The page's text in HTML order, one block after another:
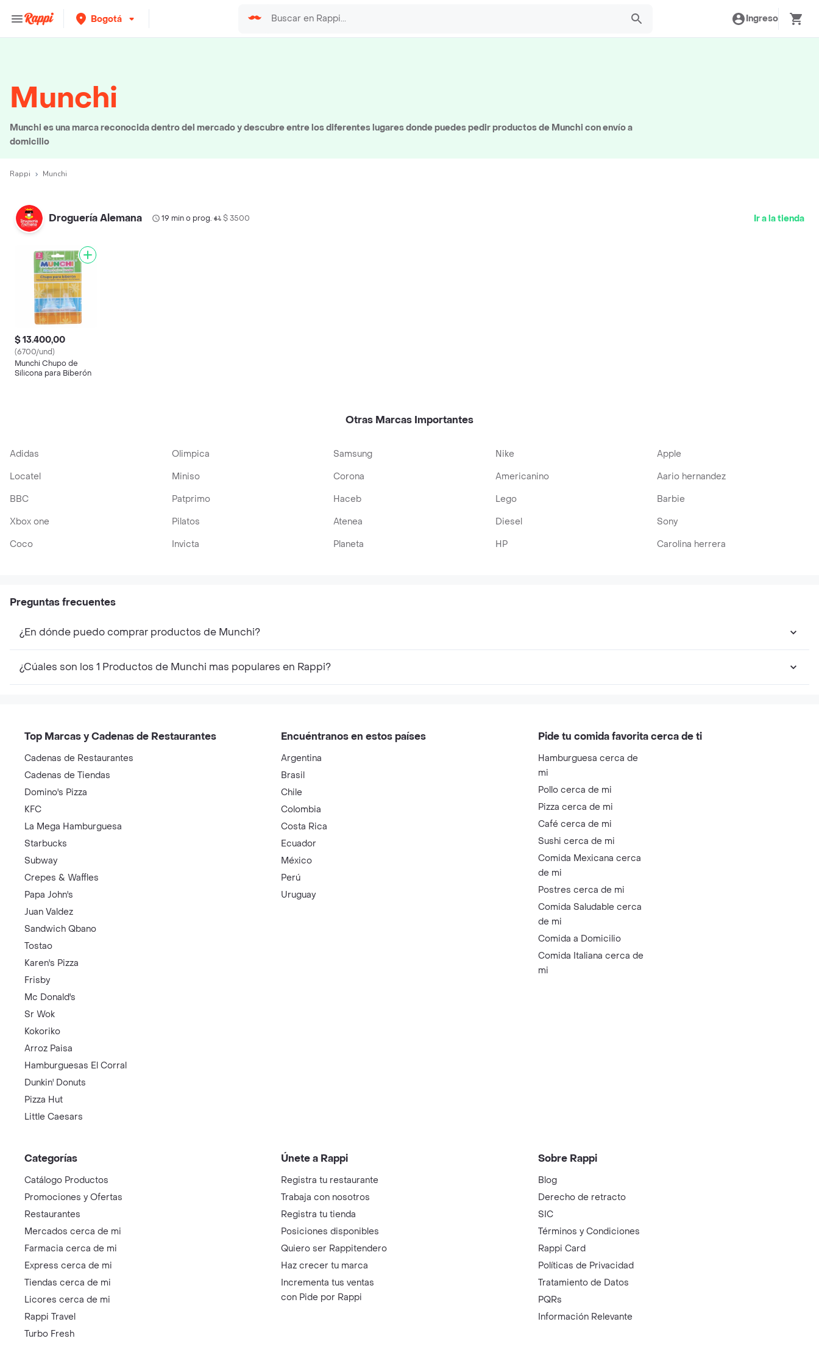
Bogotá Ingreso
Munchi
Munchi es una marca reconocida dentro del mercado y descubre entre los diferentes lugares donde puedes pedir productos de Munchi con envío a
domicilio
Rappi Munchi
Droguería Alemana 19 min o prog.• $ 3500 Ir a la tienda
$ 13.400,00
(6700/und)
Munchi Chupo de
Silicona para Biberón
Otras Marcas Importantes
Adidas Olimpica Samsung Nike
Apple
Locatel
Miniso Corona Americanino
Aario hernandez
BBC
Patprimo Haceb Lego
Barbie
Xbox one
Pilatos Atenea Diesel
Sony
Coco
Invicta Planeta HP Carolina herrera
Preguntas frecuentes
¿En dónde puedo comprar productos de Munchi?
¿Cúales son los 1 Productos de Munchi mas populares en Rappi?
Top Marcas y Cadenas de Restaurantes
Cadenas de Restaurantes
Cadenas de Tiendas
Domino's Pizza
KFC
La Mega Hamburguesa
Starbucks
Subway
Crepes & Waffles
Papa John's
Juan Valdez
Sandwich Qbano
Tostao
Karen's Pizza
Frisby
Mc Donald's
Sr Wok
Kokoriko
Arroz Paisa
Hamburguesas El Corral
Dunkin' Donuts
Pizza Hut
Little Caesars
Encuéntranos en estos países
Argentina
Brasil
Chile
Colombia
Costa Rica
Ecuador
México
Perú
Uruguay
Pide tu comida favorita cerca de ti
Hamburguesa cerca de
mi
Pollo cerca de mi
Pizza cerca de mi
Café cerca de mi
Sushi cerca de mi
Comida Mexicana cerca
de mi
Postres cerca de mi
Comida Saludable cerca
de mi
Comida a Domicilio
Comida Italiana cerca de
mi
Categorías
Catálogo Productos
Promociones y Ofertas
Restaurantes
Mercados cerca de mi
Farmacia cerca de mi
Express cerca de mi
Tiendas cerca de mi
Licores cerca de mi
Rappi Travel
Turbo Fresh
Únete a Rappi
Registra tu restaurante
Trabaja con nosotros
Registra tu tienda
Posiciones disponibles
Quiero ser Rappitendero
Haz crecer tu marca
Incrementa tus ventas
con Pide por Rappi
Sobre Rappi
Blog
Derecho de retracto
SIC
Términos y Condiciones
Rappi Card
Políticas de Privacidad
Tratamiento de Datos
PQRs
Información Relevante